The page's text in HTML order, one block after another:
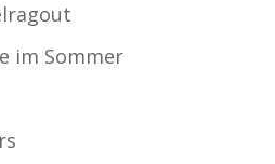
im Sommer